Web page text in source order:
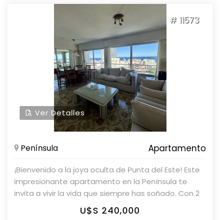
acondicionado  TV Servicios del edificio:  Portería 
Servicio de mucamas  Piscina  Wi-Fi Consulte con
Parolin & Asociados Propiedades para más
información.
# 11573
Ver Detalles
Península Apartamento
¡Bienvenido a la joya oculta de Punta del Este! Este
impresionante apartamento en la Península te
invita a vivir la vida que siempre has soñado. Con 2
dormitorios y 3 baños, este espacio es perfecto
para aquellos que buscan confort y lujo. Imagina
U$S 240,000